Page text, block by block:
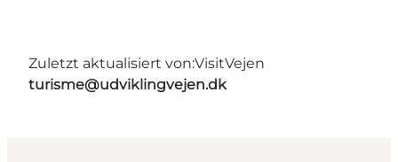
Zuletzt aktualisiert von:VisitVejen
turisme@udviklingvejen.dk